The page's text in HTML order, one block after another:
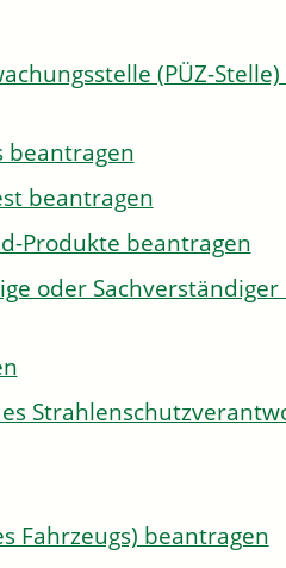
(PÜZ-Stelle)
beantragen
beantragen
Produkte beantragen
oder Sachverständiger
Fahrzeugs) beantragen